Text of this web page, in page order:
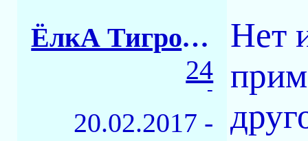
ЁлкА ТигровАЯ
24
-
20.02.2017 -
Нет